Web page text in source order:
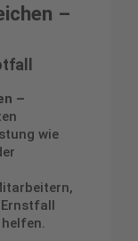
–
–
wie